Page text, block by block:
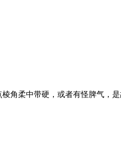
柔中带硬，或者有怪脾气，